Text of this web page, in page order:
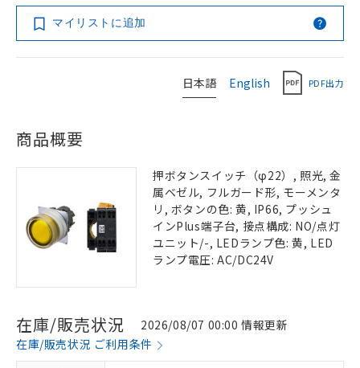
マイリストに追加
日本語 English PDF出力
商品概要
押ボタンスイッチ（φ22）, 照光, 金
属ベゼル, フルガード形, モーメンタ
リ, ボタンの色: 黄, IP66, プッシュ
インPlus端子台, 接点構成: NO/点灯
ユニット/-, LEDランプ色: 黄, LED
ランプ電圧: AC/DC24V
在庫/販売状況
2026/08/07 00:00 情報更新
在庫/販売状況 ご利用条件